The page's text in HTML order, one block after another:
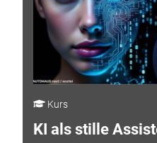
Kurs
KI als stille